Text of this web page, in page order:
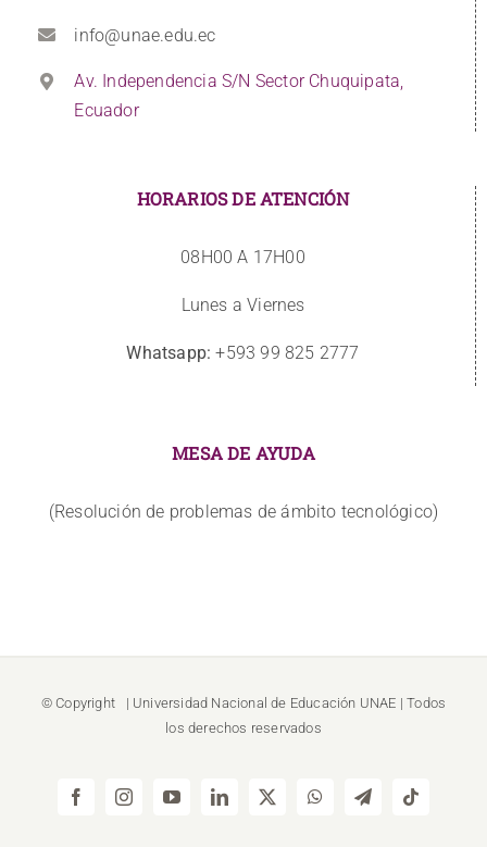
info@unae.edu.ec
Av. Independencia S/N Sector Chuquipata,
Ecuador
HORARIOS DE ATENCIÓN
08H00 A 17H00
Lunes a Viernes
Whatsapp: +593 99 825 2777
MESA DE AYUDA
(Resolución de problemas de ámbito tecnológico)
© Copyright | Universidad Nacional de Educación UNAE | Todos
los derechos reservados
FacebookInstagramYouTubeLinkedIn
X WhatsAppTelegramTiktok